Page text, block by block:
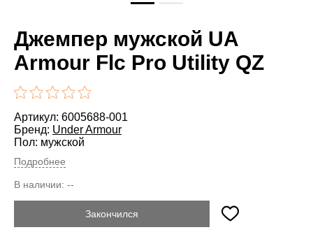
Джемпер мужской UA
Armour Flc Pro Utility QZ
Артикул: 6005688-001
Бренд: Under Armour
Пол: мужской
Подробнее
В наличии: --
Закончился